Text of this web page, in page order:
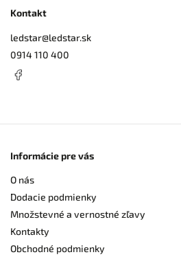
Kontakt
ledstar@ledstar.sk
0914 110 400
Informácie pre vás
O nás
Dodacie podmienky
Množstevné a vernostné zľavy
Kontakty
Obchodné podmienky